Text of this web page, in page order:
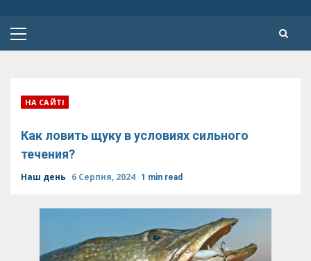
Primary
НА САЙТІ
Как ловить щуку в условиях сильного
течения?
Наш день 6 Серпня, 2024 1 min read